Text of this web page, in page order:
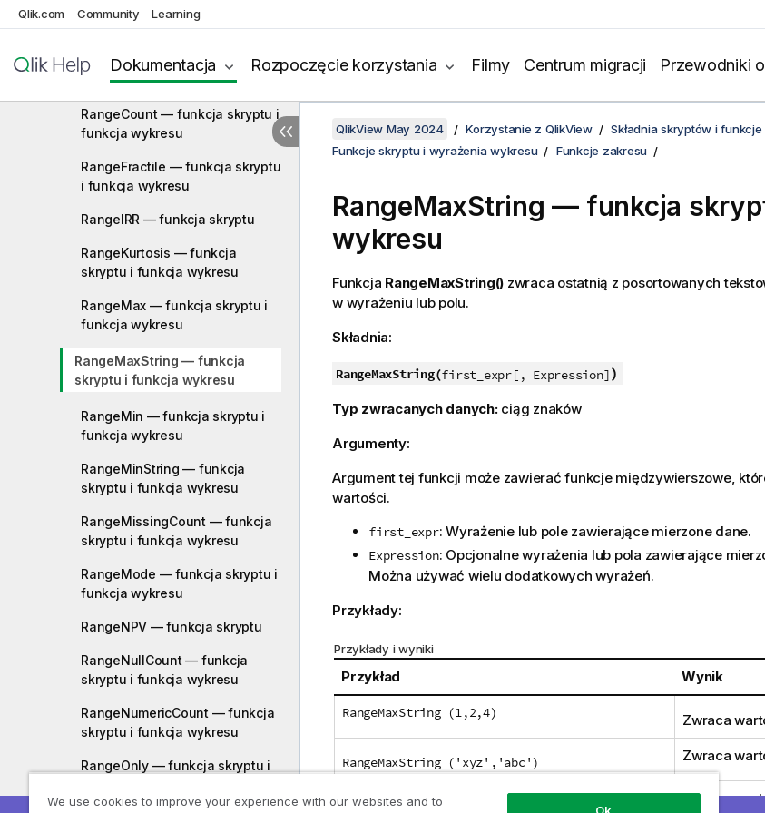
Qlik.com Community Learning
Dokumentacja Rozpoczęcie korzystania Filmy Centrum migracji Przewodniki
RangeAvg — funkcja skryptu i
funkcja wykresu
RangeCorrel — funkcja skryptu i
funkcja wykresu
RangeCount — funkcja skryptu i
funkcja wykresu
RangeFractile — funkcja skryptu
i funkcja wykresu
RangeIRR — funkcja skryptu
RangeKurtosis — funkcja
skryptu i funkcja wykresu
RangeMax — funkcja skryptu i
funkcja wykresu
RangeMaxString — funkcja
skryptu i funkcja wykresu
RangeMin — funkcja skryptu i
funkcja wykresu
RangeMinString — funkcja
skryptu i funkcja wykresu
RangeMissingCount — funkcja
skryptu i funkcja wykresu
RangeMode — funkcja skryptu i
funkcja wykresu
RangeNPV — funkcja skryptu
RangeNullCount — funkcja
skryptu i funkcja wykresu
RangeNumericCount — funkcja
skryptu i funkcja wykresu
RangeOnly — funkcja skryptu i
QlikView May 2024 Korzystanie z QlikView
Składnia skryptów i
Funkcje skryptu i wyrażenia wykresu
Funkcje zakresu
RangeMaxString — funkcja
wykresu
Funkcja RangeMaxString() zwraca ostatnią z posortowanych
w wyrażeniu lub polu.
Składnia:
RangeMaxString(first_expr[, Expression])
Typ zwracanych danych: ciąg znaków
Argumenty:
Argument tej funkcji może zawierać funkcje międzywierszowe,
wartości.
first_expr: Wyrażenie lub pole zawierające mierzone dane.
Expression: Opcjonalne wyrażenia lub pola zawierające
Można używać wielu dodatkowych wyrażeń.
Przykłady:
Przykłady i wyniki
Przykład Wynik
RangeMaxString (1,2,4) Zwraca
RangeMaxString ('xyz','abc') Zwraca
RangeMaxString (5,'abc') Zwraca
We use cookies to improve your experience with our websites and to